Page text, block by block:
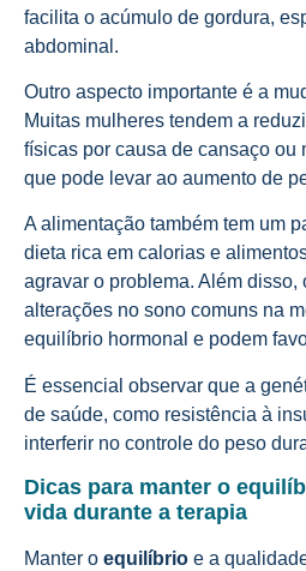
facilita o acúmulo de gordura,
abdominal.
Outro aspecto importante é a
Muitas mulheres tendem a
físicas por causa de cansaço ou
que pode levar ao aumento de
A alimentação também tem um
dieta rica em calorias e
agravar o problema. Além disso,
alterações no sono comuns na
equilíbrio hormonal e podem
É essencial observar que a
de saúde, como resistência à
interferir no controle do peso
Dicas para manter o
vida durante a terapia
Manter o equilíbrio e a